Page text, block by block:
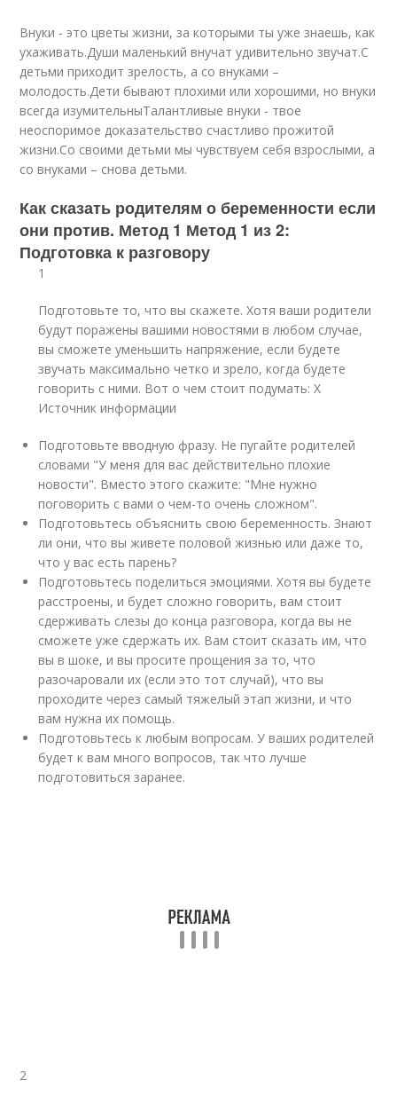
Внуки - это цветы жизни, за которыми ты уже знаешь, как
ухаживать.Души маленький внучат удивительно звучат.С
детьми приходит зрелость, а со внуками –
молодость.Дети бывают плохими или хорошими, но внуки
всегда изумительныТалантливые внуки - твое
неоспоримое доказательство счастливо прожитой
жизни.Со своими детьми мы чувствуем себя взрослыми, а
со внуками – снова детьми.
Как сказать родителям о беременности если
они против. Метод 1 Метод 1 из 2:
Подготовка к разговору
1
Подготовьте то, что вы скажете. Хотя ваши родители
будут поражены вашими новостями в любом случае,
вы сможете уменьшить напряжение, если будете
звучать максимально четко и зрело, когда будете
говорить с ними. Вот о чем стоит подумать: X
Источник информации
Подготовьте вводную фразу. Не пугайте родителей
словами "У меня для вас действительно плохие
новости". Вместо этого скажите: "Мне нужно
поговорить с вами о чем-то очень сложном".
Подготовьтесь объяснить свою беременность. Знают
ли они, что вы живете половой жизнью или даже то,
что у вас есть парень?
Подготовьтесь поделиться эмоциями. Хотя вы будете
расстроены, и будет сложно говорить, вам стоит
сдерживать слезы до конца разговора, когда вы не
сможете уже сдержать их. Вам стоит сказать им, что
вы в шоке, и вы просите прощения за то, что
разочаровали их (если это тот случай), что вы
проходите через самый тяжелый этап жизни, и что
вам нужна их помощь.
Подготовьтесь к любым вопросам. У ваших родителей
будет к вам много вопросов, так что лучше
подготовиться заранее.
2